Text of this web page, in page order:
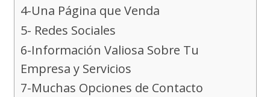
4-Una Página que Venda
5- Redes Sociales
6-Información Valiosa Sobre Tu
Empresa y Servicios
7-Muchas Opciones de Contacto